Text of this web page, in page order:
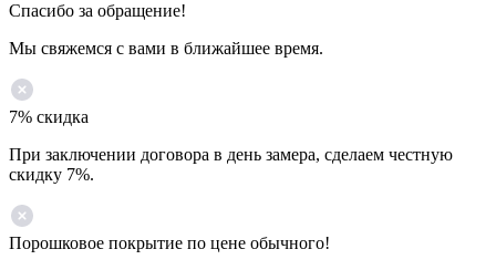
Спасибо за обращение!
Мы свяжемся с вами в ближайшее время.
7% скидка
При заключении договора в день замера, сделаем честную
скидку 7%.
Порошковое покрытие по цене обычного!